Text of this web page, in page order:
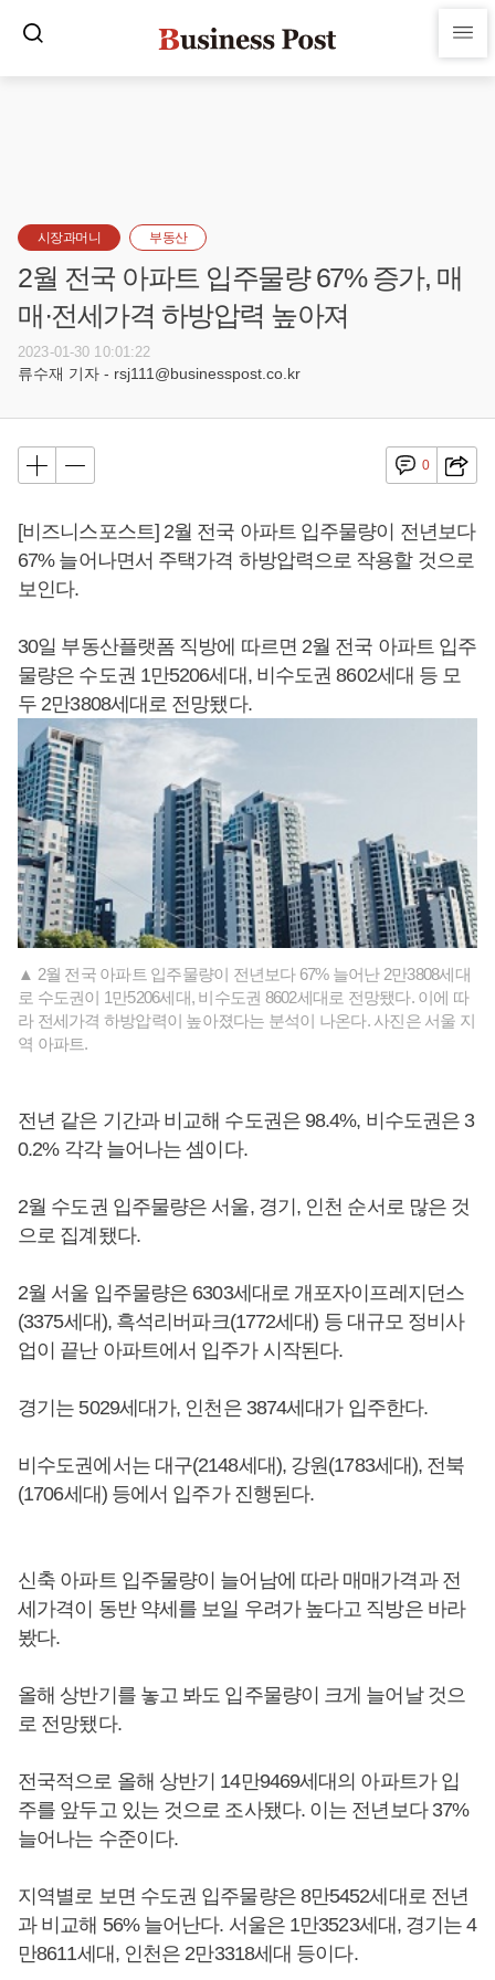
시장과머니 부동산
2월 전국 아파트 입주물량 67% 증가, 매
매·전세가격 하방압력 높아져
2023-01-30 10:01:22
류수재 기자 - rsj111@businesspost.co.kr
0
[비즈니스포스트] 2월 전국 아파트 입주물량이 전년보다
67% 늘어나면서 주택가격 하방압력으로 작용할 것으로
보인다.
30일 부동산플랫폼 직방에 따르면 2월 전국 아파트 입주
물량은 수도권 1만5206세대, 비수도권 8602세대 등 모
두 2만3808세대로 전망됐다.
▲ 2월 전국 아파트 입주물량이 전년보다 67% 늘어난 2만3808세대
로 수도권이 1만5206세대, 비수도권 8602세대로 전망됐다. 이에 따
라 전세가격 하방압력이 높아졌다는 분석이 나온다. 사진은 서울 지
역 아파트.
전년 같은 기간과 비교해 수도권은 98.4%, 비수도권은 3
0.2% 각각 늘어나는 셈이다.
2월 수도권 입주물량은 서울, 경기, 인천 순서로 많은 것
으로 집계됐다.
2월 서울 입주물량은 6303세대로 개포자이프레지던스
(3375세대), 흑석리버파크(1772세대) 등 대규모 정비사
업이 끝난 아파트에서 입주가 시작된다.
경기는 5029세대가, 인천은 3874세대가 입주한다.
비수도권에서는 대구(2148세대), 강원(1783세대), 전북
(1706세대) 등에서 입주가 진행된다.
신축 아파트 입주물량이 늘어남에 따라 매매가격과 전
세가격이 동반 약세를 보일 우려가 높다고 직방은 바라
봤다.
올해 상반기를 놓고 봐도 입주물량이 크게 늘어날 것으
로 전망됐다.
전국적으로 올해 상반기 14만9469세대의 아파트가 입
주를 앞두고 있는 것으로 조사됐다. 이는 전년보다 37%
늘어나는 수준이다.
지역별로 보면 수도권 입주물량은 8만5452세대로 전년
과 비교해 56% 늘어난다. 서울은 1만3523세대, 경기는 4
만8611세대, 인천은 2만3318세대 등이다.